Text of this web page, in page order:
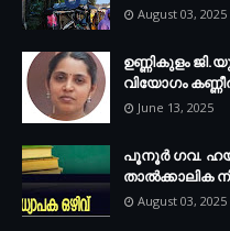
August 03, 2025
ഉണ്ണികുളം
വിയോഗം
June 13, 2025
പൂനൂർ ഗവ.
താൽക്കാലിക
August 03, 2025